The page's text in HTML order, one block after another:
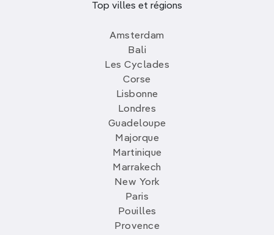
Top villes et régions
Amsterdam
Bali
Les Cyclades
Corse
Lisbonne
Londres
Guadeloupe
Majorque
Martinique
Marrakech
New York
Paris
Pouilles
Provence